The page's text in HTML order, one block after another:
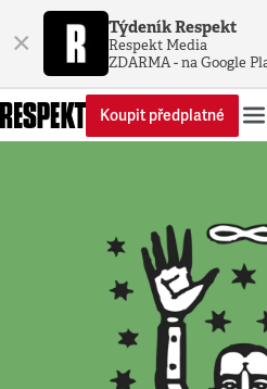
× Týdeník Respekt
Respekt Media
ZDARMA - na Google
Koupit předplatné